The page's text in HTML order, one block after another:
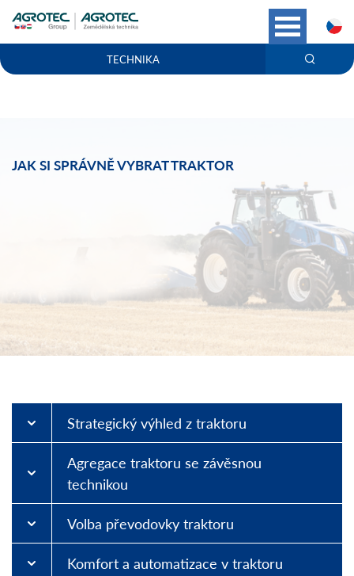
TECHNIKA
JAK SI SPRÁVNĚ VYBRAT TRAKTOR
Strategický výhled z traktoru
Agregace traktoru se závěsnou
technikou
Volba převodovky traktoru
Komfort a automatizace v traktoru